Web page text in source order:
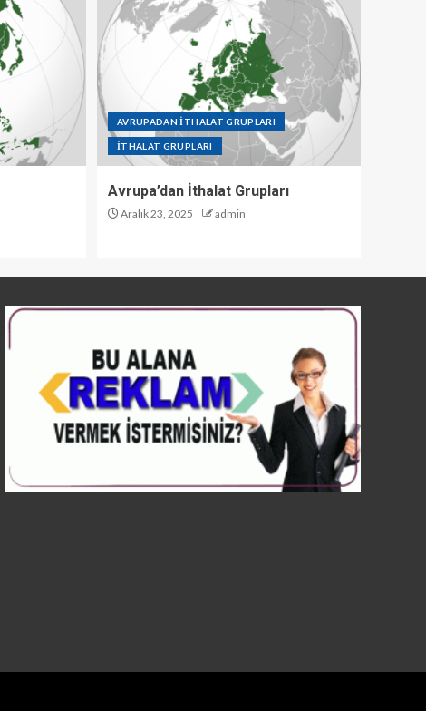
AVRUPADAN İTHALAT GRUPLARI
İTHALAT GRUPLARI
Avrupa’dan İthalat Grupları
Aralık 23, 2025 admin